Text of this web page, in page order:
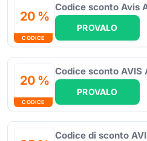
20 %
CODICE
Codice sconto Avis
PROVALO
20 %
CODICE
Codice sconto AVIS
PROVALO
Codice di sconto